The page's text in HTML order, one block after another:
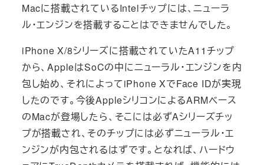
Macに搭載されているIntelチップには、ニューラ
ル・エンジンを搭載することはできませんでした。
iPhone X/8シリーズに搭載されていたA11チップ
から、AppleはSoCの中にニューラル・エンジンを内
包し始め、それによってiPhone XでFace IDが実現
したのです。今後AppleシリコンによるARMベース
のMacが登場したら、そこには必ずAシリーズチッ
プが搭載され、そのチップには必ずニューラル・エ
ンジンが内包されるはずです。となれば、ハードウ